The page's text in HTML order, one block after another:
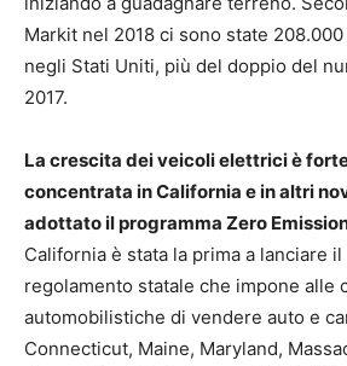
Markit nel 2018 ci sono state
negli Stati Uniti, più del doppio del
2017.
La crescita dei veicoli elettrici è
concentrata in California e in altri
adottato il programma Zero
California è stata la prima a lanciare il
regolamento statale che impone alle
automobilistiche di vendere auto e
Connecticut, Maine, Maryland,